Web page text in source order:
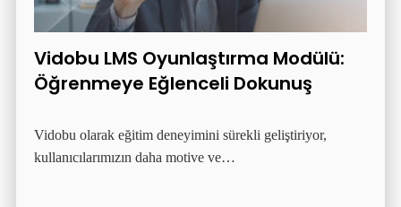
Vidobu LMS Oyunlaştırma Modülü:
Öğrenmeye Eğlenceli Dokunuş
Vidobu olarak eğitim deneyimini sürekli geliştiriyor,
kullanıcılarımızın daha motive ve…